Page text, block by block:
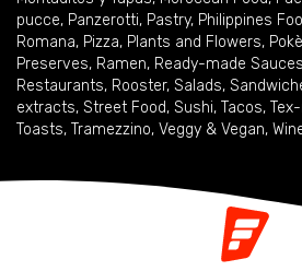
pucce, Panzerotti, Pastry, Philippines
Romana, Pizza, Plants and Flowers, Pokè
Preserves, Ramen, Ready-made Sauces
Restaurants, Rooster, Salads,
extracts, Street Food, Sushi, Tacos,
Toasts, Tramezzino, Veggy & Vegan,